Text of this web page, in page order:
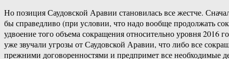
Но позиция Саудовской Аравии становилась все жестче.
бы справедливо (при условии, что надо вообще продолжать
удвоение того объема сокращения относительно уровня
уже звучали угрозы от Саудовской Аравии, что либо все
прежними договоренностями и предпримет все необходимые